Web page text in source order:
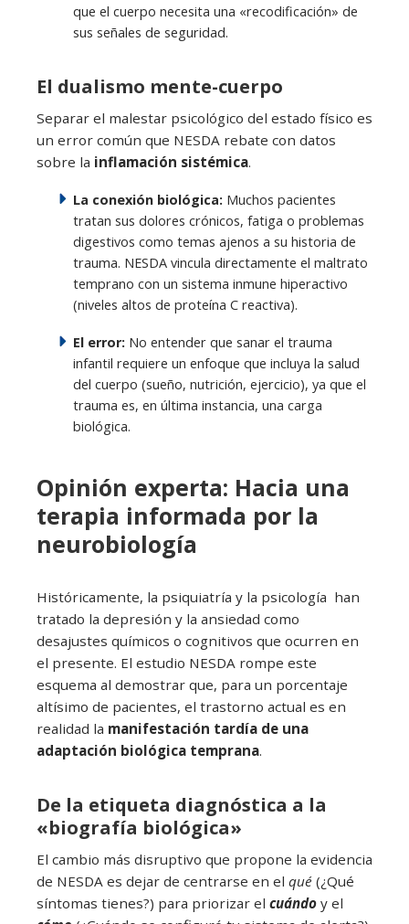
que el cuerpo necesita una «recodificación» de
sus señales de seguridad.
El dualismo mente-cuerpo
Separar el malestar psicológico del estado físico es
un error común que NESDA rebate con datos
sobre la inflamación sistémica.
La conexión biológica: Muchos pacientes
tratan sus dolores crónicos, fatiga o problemas
digestivos como temas ajenos a su historia de
trauma. NESDA vincula directamente el maltrato
temprano con un sistema inmune hiperactivo
(niveles altos de proteína C reactiva).
El error: No entender que sanar el trauma
infantil requiere un enfoque que incluya la salud
del cuerpo (sueño, nutrición, ejercicio), ya que el
trauma es, en última instancia, una carga
biológica.
Opinión experta: Hacia una
terapia informada por la
neurobiología
Históricamente, la psiquiatría y la psicología han
tratado la depresión y la ansiedad como
desajustes químicos o cognitivos que ocurren en
el presente. El estudio NESDA rompe este
esquema al demostrar que, para un porcentaje
altísimo de pacientes, el trastorno actual es en
realidad la manifestación tardía de una
adaptación biológica temprana.
De la etiqueta diagnóstica a la
«biografía biológica»
El cambio más disruptivo que propone la evidencia
de NESDA es dejar de centrarse en el qué (¿Qué
síntomas tienes?) para priorizar el cuándo y el